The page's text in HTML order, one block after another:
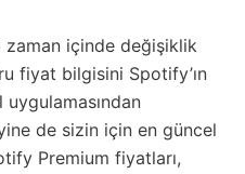
zaman içinde değişiklik
fiyat bilgisini Spotify’ın
de sizin için en güncel
Premium fiyatları,